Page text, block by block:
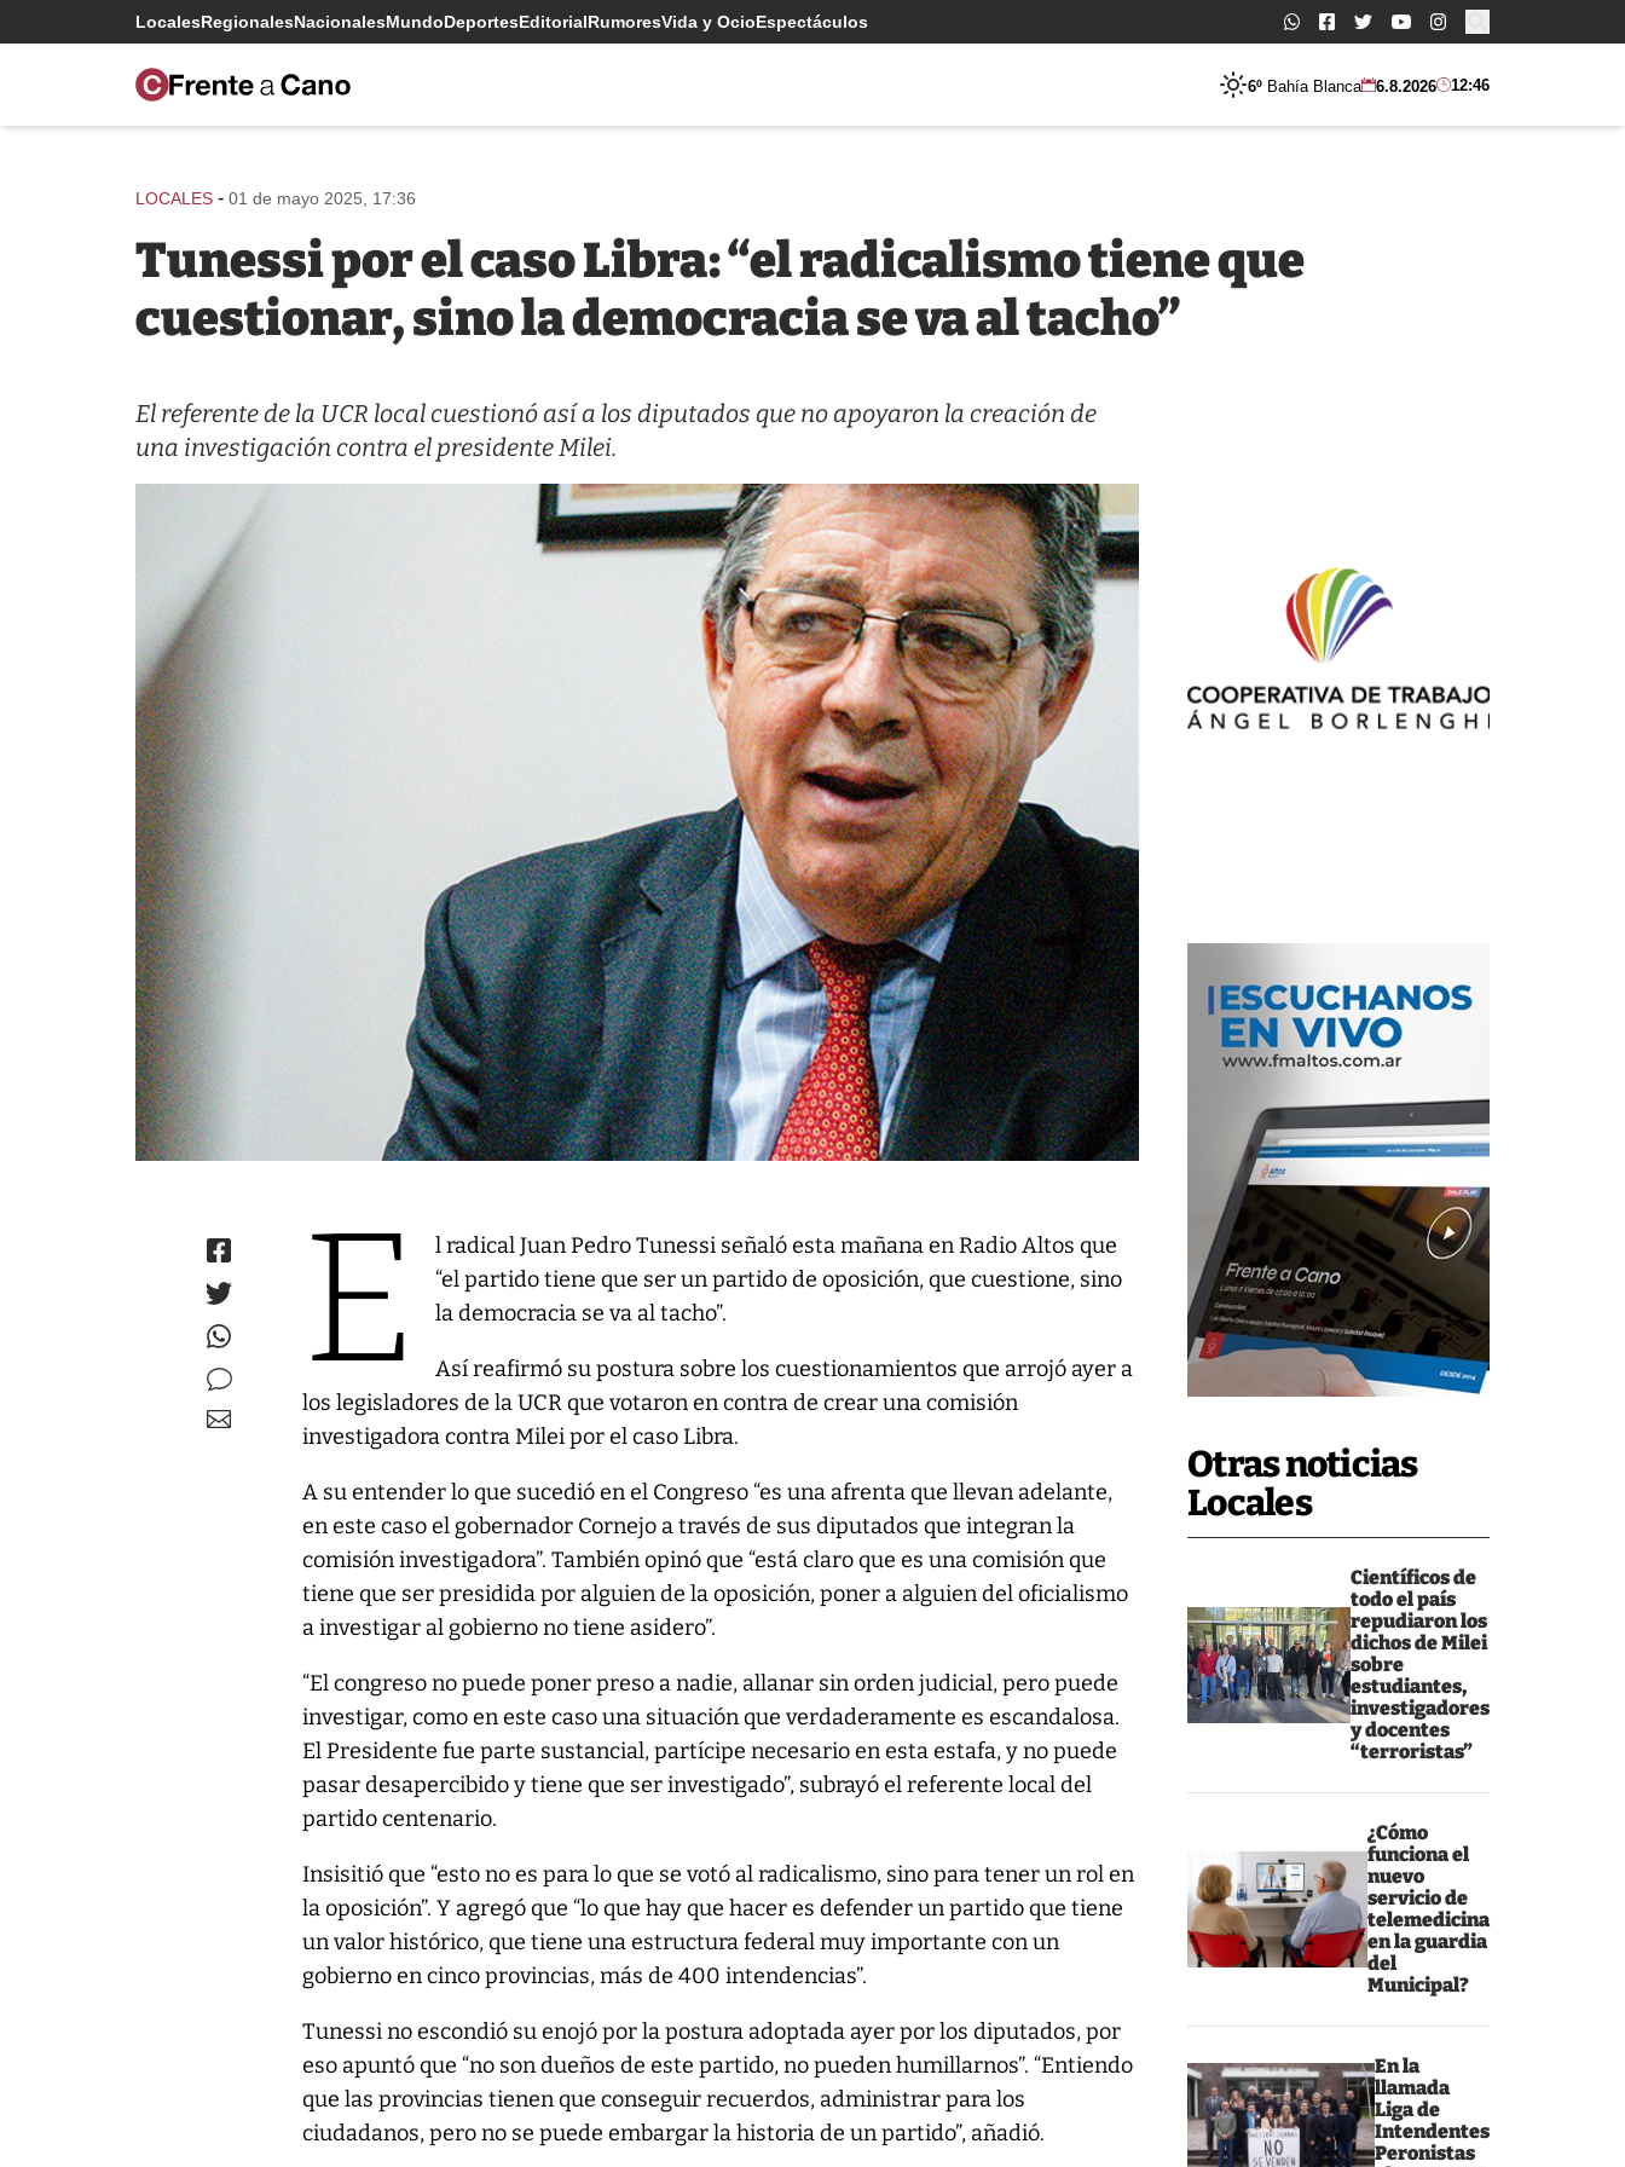
LocalesRegionalesNacionalesMundoDeportesEditorialRumoresVida y OcioEspectáculos Buscar:
6º Bahía Blanca 6.8.2026 12:46
Otras noticias
Locales
Científicos de
todo el país
repudiaron los
dichos de Milei
sobre
estudiantes,
investigadores
y docentes
“terroristas”
¿Cómo
funciona el
nuevo
servicio de
telemedicina
en la guardia
del
Municipal?
En la
llamada
Liga de
Intendentes
Peronistas
LOCALES - 01 de mayo 2025, 17:36
Tunessi por el caso Libra: “el radicalismo tiene que
cuestionar, sino la democracia se va al tacho”
El referente de la UCR local cuestionó así a los diputados que no apoyaron la creación de
una investigación contra el presidente Milei.
E
l radical Juan Pedro Tunessi señaló esta mañana en Radio Altos que
“el partido tiene que ser un partido de oposición, que cuestione, sino
la democracia se va al tacho”.
Así reafirmó su postura sobre los cuestionamientos que arrojó ayer a
los legisladores de la UCR que votaron en contra de crear una comisión
investigadora contra Milei por el caso Libra.
A su entender lo que sucedió en el Congreso “es una afrenta que llevan adelante,
en este caso el gobernador Cornejo a través de sus diputados que integran la
comisión investigadora”. También opinó que “está claro que es una comisión que
tiene que ser presidida por alguien de la oposición, poner a alguien del oficialismo
a investigar al gobierno no tiene asidero”.
“El congreso no puede poner preso a nadie, allanar sin orden judicial, pero puede
investigar, como en este caso una situación que verdaderamente es escandalosa.
El Presidente fue parte sustancial, partícipe necesario en esta estafa, y no puede
pasar desapercibido y tiene que ser investigado”, subrayó el referente local del
partido centenario.
Insisitió que “esto no es para lo que se votó al radicalismo, sino para tener un rol en
la oposición”. Y agregó que “lo que hay que hacer es defender un partido que tiene
un valor histórico, que tiene una estructura federal muy importante con un
gobierno en cinco provincias, más de 400 intendencias”.
Tunessi no escondió su enojó por la postura adoptada ayer por los diputados, por
eso apuntó que “no son dueños de este partido, no pueden humillarnos”. “Entiendo
que las provincias tienen que conseguir recuerdos, administrar para los
ciudadanos, pero no se puede embargar la historia de un partido”, añadió.